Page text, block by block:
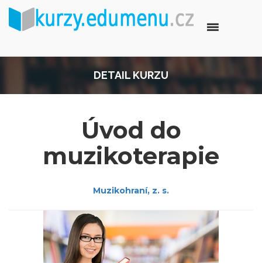
DETAIL KURZU
Úvod do
muzikoterapie
Muzikohraní, z. s.